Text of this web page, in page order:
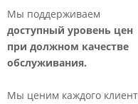
Мы поддерживаем
доступный уровень цен
при должном качестве
обслуживания.
Мы ценим каждого